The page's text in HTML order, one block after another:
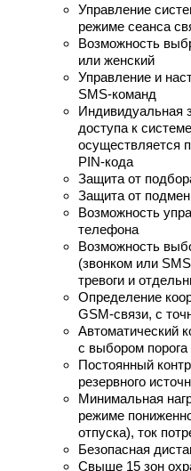
Управление
режиме сеанса
Возможность
или женский
Управление и
SMS-команд
Индивидуальная
доступа к
осуществляется
PIN-кода
Защита от
Защита от
Возможность
телефона
Возможность
(звонком или
тревоги и
Определение
GSM-связи, с
Автоматический
с выбором
Постоянный
резервного
Минимальная
режиме
отпуска), ток
Безопасная
Свыше 15 зон